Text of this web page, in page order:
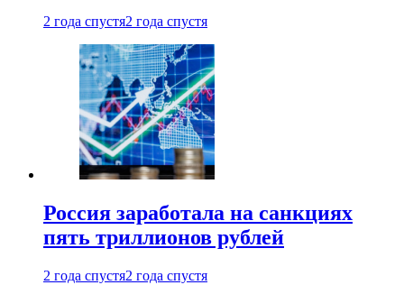
2 года спустя2 года спустя
Россия заработала на санкциях
пять триллионов рублей
2 года спустя2 года спустя